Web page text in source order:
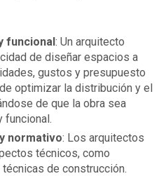
funcional: Un arquitecto
de diseñar espacios a
gustos y presupuesto
optimizar la distribución y el
de que la obra sea
funcional.
normativo: Los arquitectos
técnicos, como
de construcción.